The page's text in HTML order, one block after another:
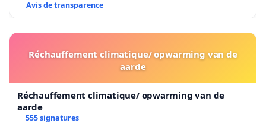
Avis de transparence
Réchauffement climatique/ opwarming van de
aarde
Réchauffement climatique/ opwarming van de
aarde
555 signatures